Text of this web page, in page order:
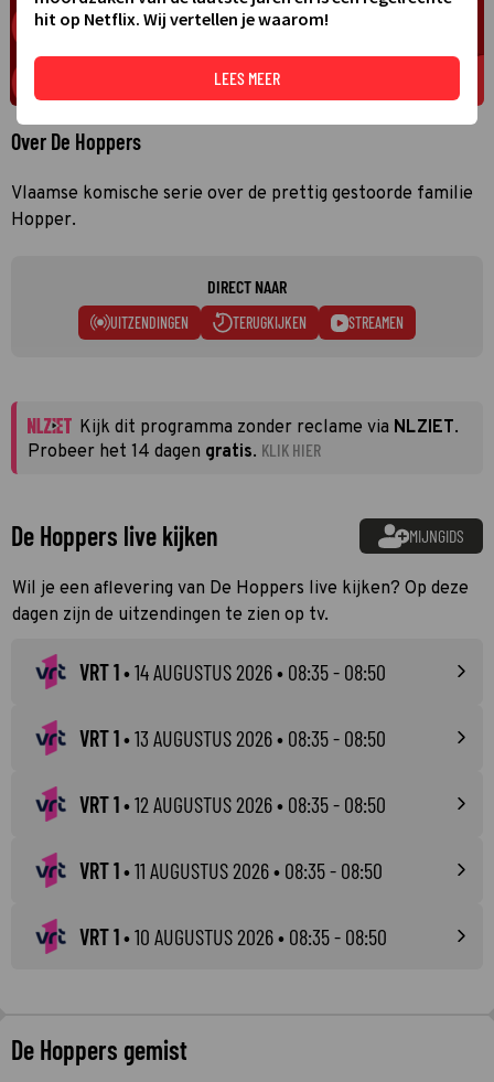
Over De Hoppers
Vlaamse komische serie over de prettig gestoorde familie
Hopper.
DIRECT NAAR
UITZENDINGEN TERUGKIJKEN STREAMEN
Kijk dit programma zonder reclame via NLZIET.
Probeer het 14 dagen gratis. KLIK HIER
De Hoppers live kijken MIJNGIDS
Wil je een aflevering van De Hoppers live kijken? Op deze
dagen zijn de uitzendingen te zien op tv.
VRT 1•14 AUGUSTUS 2026• 08:35 - 08:50
VRT 1•13 AUGUSTUS 2026• 08:35 - 08:50
VRT 1•12 AUGUSTUS 2026• 08:35 - 08:50
VRT 1•11 AUGUSTUS 2026• 08:35 - 08:50
VRT 1•10 AUGUSTUS 2026• 08:35 - 08:50
De Hoppers gemist
hit op Netflix. Wij vertellen je waarom!
LEES MEER